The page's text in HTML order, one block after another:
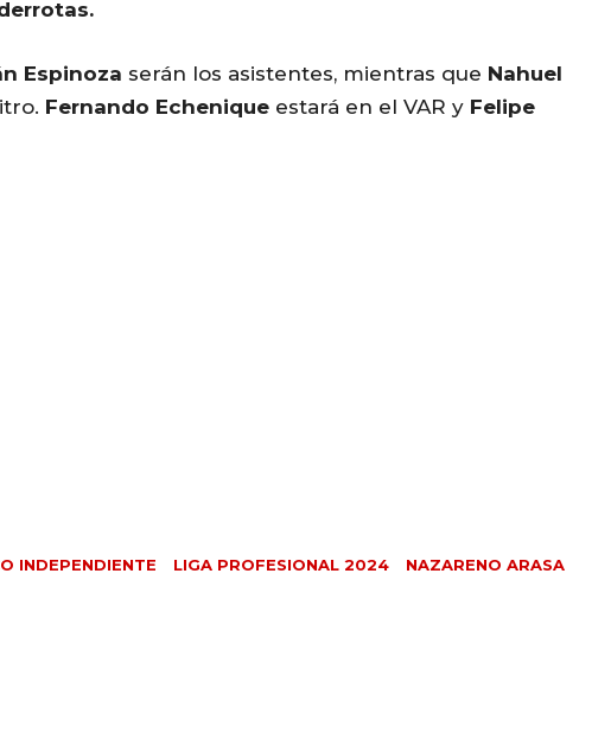
Espinoza serán los asistentes, mientras que Nahuel
Fernando Echenique estará en el VAR y Felipe
INDEPENDIENTE LIGA PROFESIONAL 2024
NAZARENO ARASA